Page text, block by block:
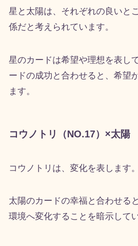
星と太陽は、それぞれの良いと
係だと考えられています。
星のカードは希望や理想を表し
ードの成功と合わせると、希望
ます。
コウノトリ（NO.17）×太陽
コウノトリは、変化を表します。
太陽のカードの幸福と合わせる
環境へ変化することを暗示してい